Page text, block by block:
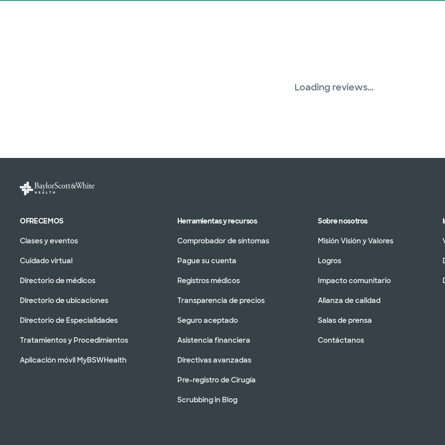
Loading reviews...
OFRECEMOS
Clases y eventos
Cuidado virtual
Directorio de médicos
Directorio de ubicaciones
Directorio de Especialidades
Tratamientos y Procedimientos
Aplicación móvil MyBSWHealth
Herramientas y recursos
Comprobador de síntomas
Pague su cuenta
Registros médicos
Transparencia de precios
Seguro aceptado
Asistencia financiera
Directivas avanzadas
Pre-registro de Cirugía
Scrubbing in Blog
Sobre nosotros
Misión Visión y Valores
Logros
Impacto comunitario
Alianza de calidad
Salas de prensa
Contáctanos